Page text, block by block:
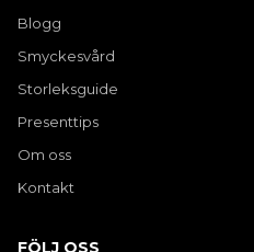
Blogg
Smyckesvård
Storleksguide
Presenttips
Om oss
Kontakt
FÖLJ OSS